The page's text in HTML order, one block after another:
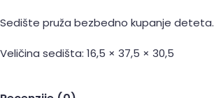
Sedište pruža bezbedno kupanje deteta.
Veličina sedišta: 16,5 × 37,5 × 30,5